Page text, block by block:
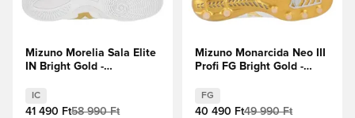
Mizuno Morelia Sala Elite
IN Bright Gold -
IC
41 490 Ft58 990 Ft
Mizuno Monarcida Neo III
Profi FG Bright Gold -
szürke
FG
40 490 Ft49 990 Ft